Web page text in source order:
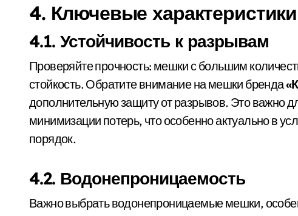
4. Ключевые
4.1. Устойчивость к разрывам
Проверяйте прочность: мешки с большим
стойкость. Обратите внимание на мешки бренда
дополнительную защиту от разрывов. Это важно
минимизации потерь, что особенно актуально в
порядок.
4.2. Водонепроницаемость
Важно выбрать водонепроницаемые мешки,